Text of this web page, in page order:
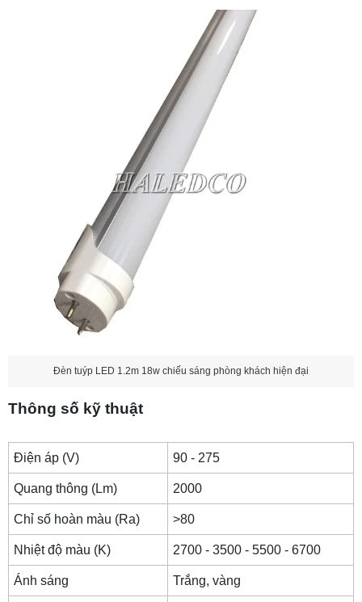
Đèn tuýp LED 1.2m 18w chiếu sáng phòng khách hiện đại
Thông số kỹ thuật
Điện áp (V) 90 - 275
Quang thông (Lm) 2000
Chỉ số hoàn màu (Ra) >80
Nhiệt độ màu (K) 2700 - 3500 - 5500 - 6700
Ánh sáng Trắng, vàng